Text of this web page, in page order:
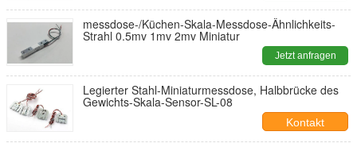
messdose-/Küchen-Skala-Messdose-Ähnlichkeits-
Strahl 0.5mv 1mv 2mv Miniatur
Jetzt anfragen
Legierter Stahl-Miniaturmessdose, Halbbrücke des
Gewichts-Skala-Sensor-SL-08
Kontakt